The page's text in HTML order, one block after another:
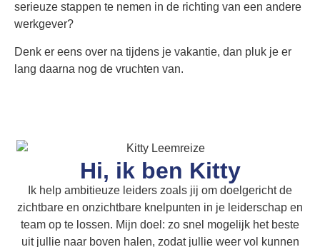
serieuze stappen te nemen in de richting van een andere
werkgever?
Denk er eens over na tijdens je vakantie, dan pluk je er
lang daarna nog de vruchten van.
Hi, ik ben Kitty
Ik help ambitieuze leiders zoals jij om doelgericht de
zichtbare en onzichtbare knelpunten in je leiderschap en
team op te lossen. Mijn doel: zo snel mogelijk het beste
uit jullie naar boven halen, zodat jullie weer vol kunnen